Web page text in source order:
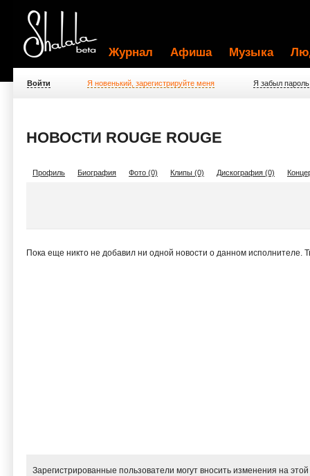
Журнал Афиша Музыка
Войти Я новенький, зарегистрируйте меня Я забыл пароль
НОВОСТИ ROUGE ROUGE
Профиль Биография Фото (0) Клипы (0) Дискография (0)
Пока еще никто не добавил ни одной новости о данном
Зарегистрированные пользователи могут вносить изменения на